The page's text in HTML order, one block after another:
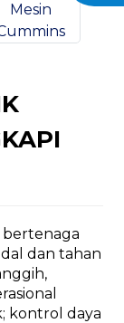
bertenaga
dan tahan
kontrol daya